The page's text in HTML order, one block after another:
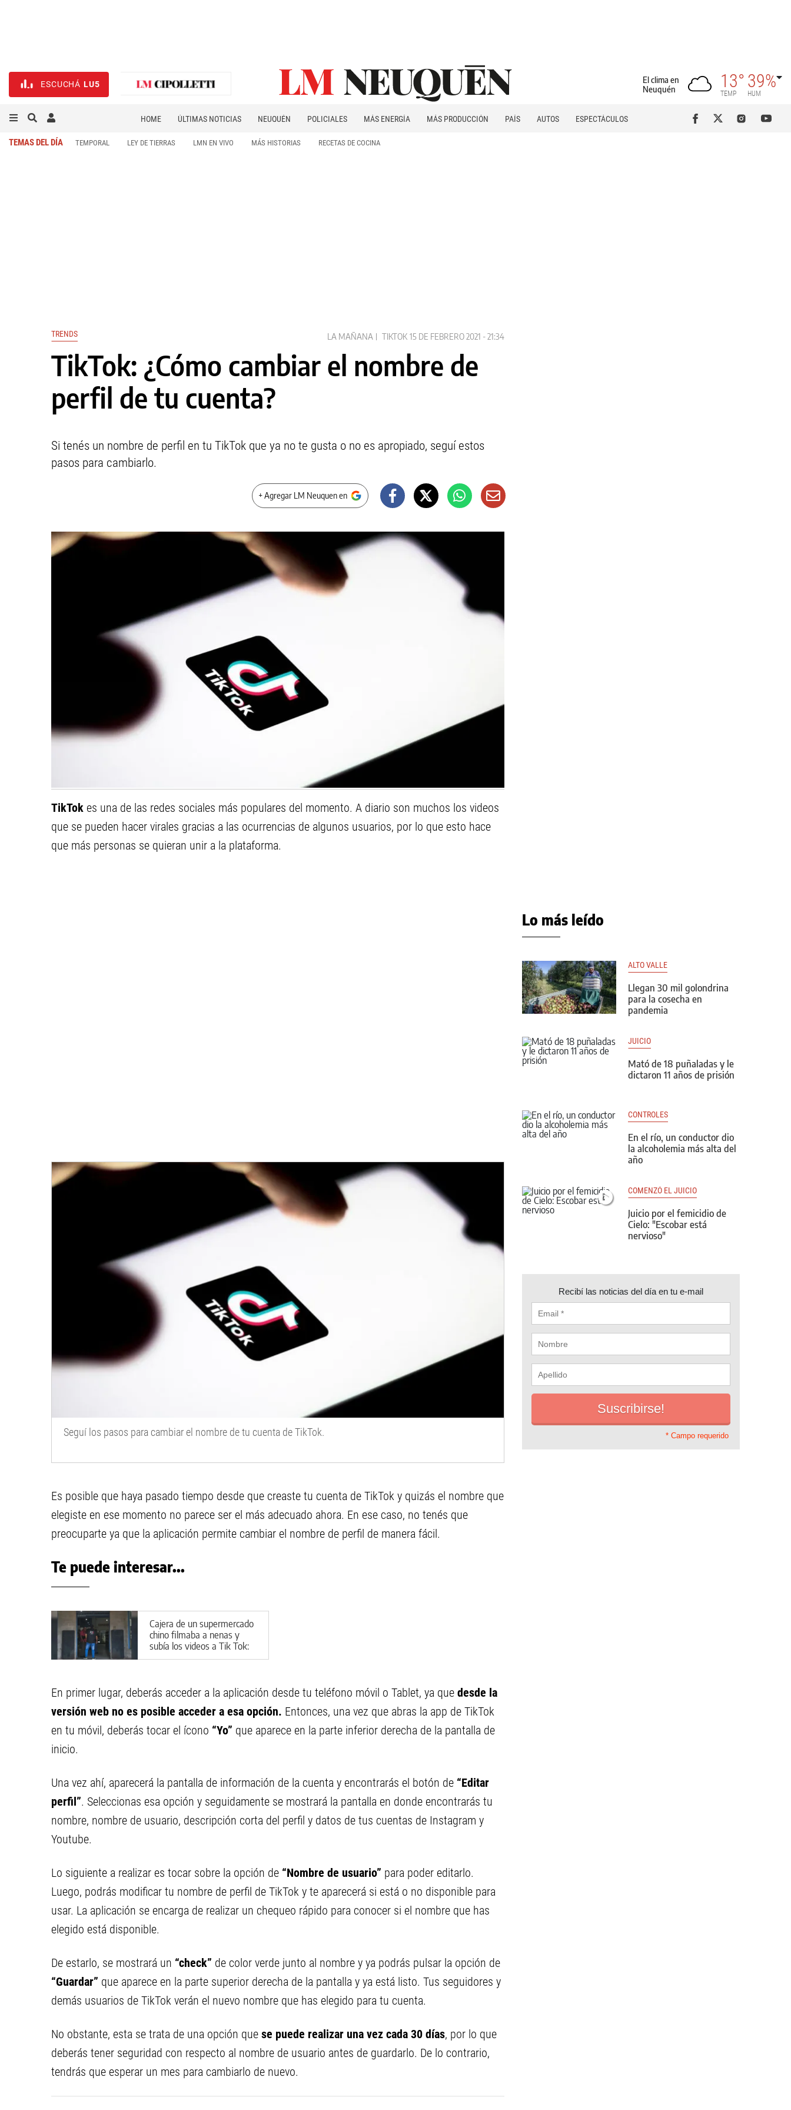
ESCUCHÁ LU5
El clima en
Neuquén
13°
TEMP
39%
HUM
HOME ÚLTIMAS NOTICIAS NEUQUÉN POLICIALES MÁS ENERGÍA MÁS PRODUCCIÓN PAÍS AUTOS
ESPECTÁCULOS
TEMAS DEL DÍA TEMPORAL LEY DE TIERRAS LMN EN VIVO MÁS HISTORIAS RECETAS DE COCINA
TRENDS LA MAÑANA TIKTOK 15 DE FEBRERO 2021 - 21:34
TikTok: ¿Cómo cambiar el nombre de
perfil de tu cuenta?
Si tenés un nombre de perfil en tu TikTok que ya no te gusta o no es apropiado, seguí estos
pasos para cambiarlo.
+ Agregar LM Neuquen en
TikTok es una de las redes sociales más populares del momento. A diario son muchos los videos
que se pueden hacer virales gracias a las ocurrencias de algunos usuarios, por lo que esto hace
que más personas se quieran unir a la plataforma.
Seguí los pasos para cambiar el nombre de tu cuenta de TikTok.
Es posible que haya pasado tiempo desde que creaste tu cuenta de TikTok y quizás el nombre que
elegiste en ese momento no parece ser el más adecuado ahora. En ese caso, no tenés que
preocuparte ya que la aplicación permite cambiar el nombre de perfil de manera fácil.
Te puede interesar...
Cajera de un supermercado
chino filmaba a nenas y
subía los videos a Tik Tok:
la polémica sanción que
En primer lugar, deberás acceder a la aplicación desde tu teléfono móvil o Tablet, ya que desde la
versión web no es posible acceder a esa opción. Entonces, una vez que abras la app de TikTok
en tu móvil, deberás tocar el ícono “Yo” que aparece en la parte inferior derecha de la pantalla de
inicio.
Una vez ahí, aparecerá la pantalla de información de la cuenta y encontrarás el botón de “Editar
perfil”. Seleccionas esa opción y seguidamente se mostrará la pantalla en donde encontrarás tu
nombre, nombre de usuario, descripción corta del perfil y datos de tus cuentas de Instagram y
Youtube.
Lo siguiente a realizar es tocar sobre la opción de “Nombre de usuario” para poder editarlo.
Luego, podrás modificar tu nombre de perfil de TikTok y te aparecerá si está o no disponible para
usar. La aplicación se encarga de realizar un chequeo rápido para conocer si el nombre que has
elegido está disponible.
De estarlo, se mostrará un “check” de color verde junto al nombre y ya podrás pulsar la opción de
“Guardar” que aparece en la parte superior derecha de la pantalla y ya está listo. Tus seguidores y
demás usuarios de TikTok verán el nuevo nombre que has elegido para tu cuenta.
No obstante, esta se trata de una opción que se puede realizar una vez cada 30 días, por lo que
deberás tener seguridad con respecto al nombre de usuario antes de guardarlo. De lo contrario,
tendrás que esperar un mes para cambiarlo de nuevo.
Lo más leído
ALTO VALLE
Llegan 30 mil golondrina
para la cosecha en
pandemia
JUICIO
Mató de 18 puñaladas y le
dictaron 11 años de prisión
CONTROLES
En el río, un conductor dio
la alcoholemia más alta del
año
COMENZÓ EL JUICIO
Juicio por el femicidio de
Cielo: "Escobar está
nervioso"
Recibí las noticias del día en tu e-mail
* Campo requerido